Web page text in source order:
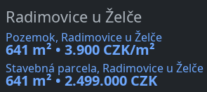
Radimovice u Želče
Pozemok, Radimovice u Želče
641 m² • 3.900 CZK/m²
Stavebná parcela, Radimovice u Želče
641 m² • 2.499.000 CZK